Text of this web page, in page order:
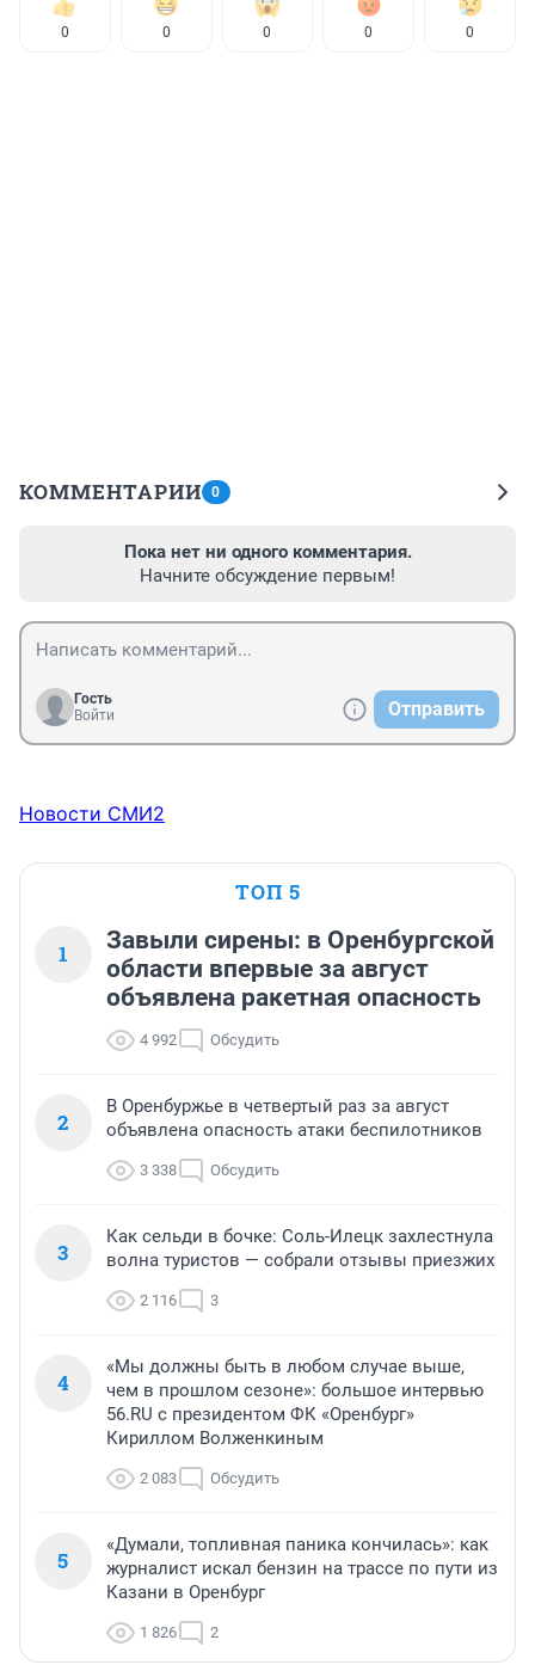
0 0 0 0 0
КОММЕНТАРИИ 0
Пока нет ни одного комментария.
Начните обсуждение первым!
Гость
Войти
Отправить
Новости СМИ2
ТОП 5
1
Завыли сирены: в Оренбургской
области впервые за август
объявлена ракетная опасность
4 992 Обсудить
2
В Оренбуржье в четвертый раз за август
объявлена опасность атаки беспилотников
3 338 Обсудить
3
Как сельди в бочке: Соль-Илецк захлестнула
волна туристов — собрали отзывы приезжих
2 116 3
4
«Мы должны быть в любом случае выше,
чем в прошлом сезоне»: большое интервью
56.RU с президентом ФК «Оренбург»
Кириллом Волженкиным
2 083 Обсудить
5
«Думали, топливная паника кончилась»: как
журналист искал бензин на трассе по пути из
Казани в Оренбург
1 826 2